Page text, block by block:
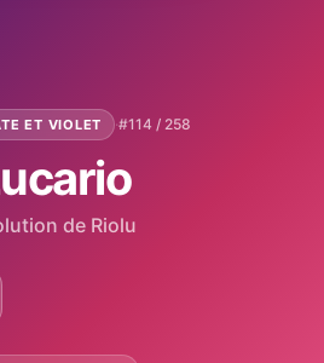
ET VIOLET ·#114 / 258
de Riolu